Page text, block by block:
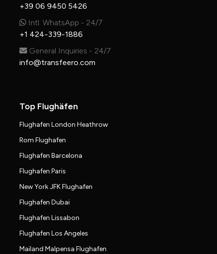
+39 06 9450 5426
Intl. WhatsApp - 24/7
+1 424-339-1886
General Inquiries - 24/7
info@transfeero.com
Top Flughäfen
Flughafen London Heathrow
Rom Flughafen
Flughafen Barcelona
Flughafen Paris
New York JFK Flughafen
Flughafen Dubai
Flughafen Lissabon
Flughafen Los Angeles
Mailand Malpensa Flughafen